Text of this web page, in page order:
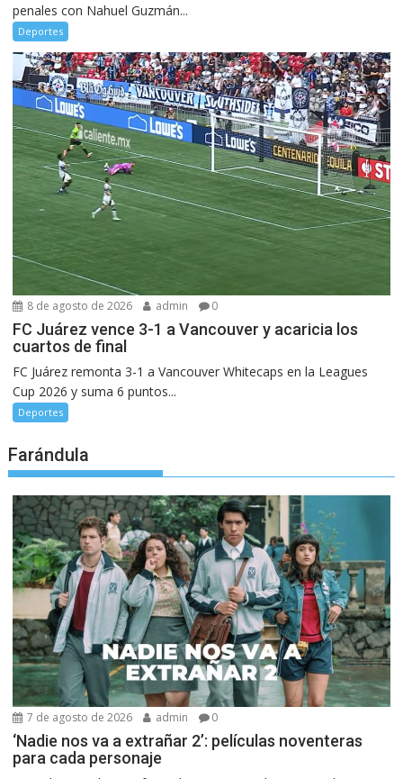
penales con Nahuel Guzmán...
Deportes
8 de agosto de 2026 admin 0
FC Juárez vence 3-1 a Vancouver y acaricia los
cuartos de final
FC Juárez remonta 3-1 a Vancouver Whitecaps en la Leagues
Cup 2026 y suma 6 puntos...
Deportes
Farándula
7 de agosto de 2026 admin 0
‘Nadie nos va a extrañar 2’: películas noventeras
para cada personaje